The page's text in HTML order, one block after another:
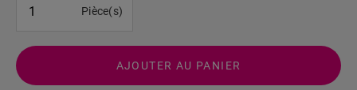
Pièce(s)
AJOUTER AU PANIER